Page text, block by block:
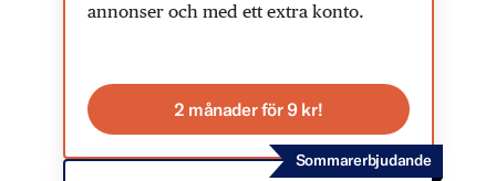
annonser och med ett extra konto.
2 månader för 9 kr!
Sommarerbjudande